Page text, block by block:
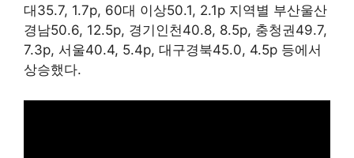
대35.7, 1.7p, 60대 이상50.1, 2.1p 지역별 부산울산
경남50.6, 12.5p, 경기인천40.8, 8.5p, 충청권49.7,
7.3p, 서울40.4, 5.4p, 대구경북45.0, 4.5p 등에서
상승했다.